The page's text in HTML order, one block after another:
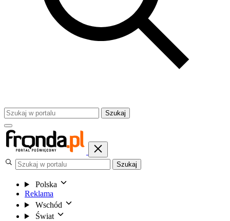
Szukaj
Szukaj
Polska
Reklama
Wschód
Świat